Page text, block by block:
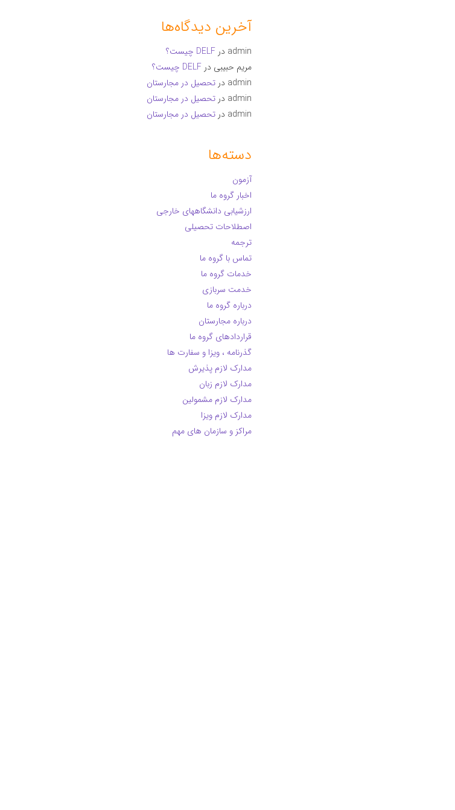
آخرین دیدگاه‌ها
admin در DELF چیست؟
مریم حبیبی در DELF چیست؟
admin در تحصیل در مجارستان
admin در تحصیل در مجارستان
admin در تحصیل در مجارستان
دسته‌ها
آزمون
اخبار گروه ما
ارزشیابی دانشگاههای خارجی
اصطلاحات تحصیلی
ترجمه
تماس با گروه ما
خدمات گروه ما
خدمت سربازی
درباره گروه ما
درباره مجارستان
قراردادهای گروه ما
گذرنامه ، ویزا و سفارت ها
مدارک لازم پذیرش
مدارک لازم زبان
مدارک لازم مشمولین
مدارک لازم ویزا
مراکز و سازمان های مهم